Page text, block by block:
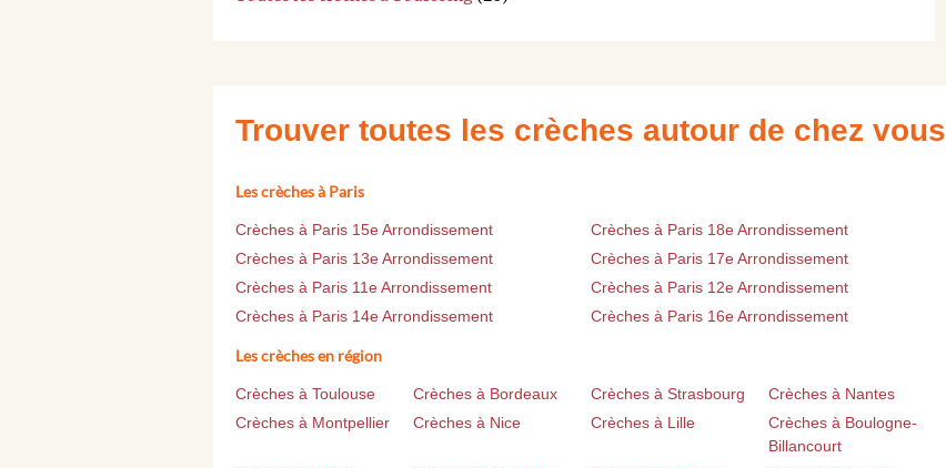
Trouver toutes les crèches autour de chez vous
Les crèches à Paris
Crèches à Paris 15e Arrondissement
Crèches à Paris 18e Arrondissement
Crèches à Paris 13e Arrondissement
Crèches à Paris 17e Arrondissement
Crèches à Paris 11e Arrondissement
Crèches à Paris 12e Arrondissement
Crèches à Paris 14e Arrondissement
Crèches à Paris 16e Arrondissement
Les crèches en région
Crèches à Toulouse Crèches à Bordeaux Crèches à Strasbourg
Crèches à Nantes
Crèches à Montpellier
Crèches à Nice Crèches à Lille
Crèches à Boulogne-
Billancourt